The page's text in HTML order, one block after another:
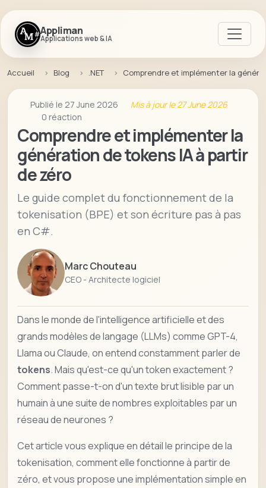
Appliman
Applications web & IA
Accueil Blog .NET Comprendre et implémenter la
Publié le 27 June 2026
Mis à jour le 27 June 2026
0 réaction
Comprendre et implémenter la
génération de tokens IA à partir
de zéro
Le guide complet du fonctionnement de la
tokenisation (BPE) et son écriture pas à pas
en C#.
Marc Chouteau
CEO - Architecte logiciel
Dans le monde de l'intelligence artificielle et des
grands modèles de langage (LLMs) comme GPT-4,
Llama ou Claude, on entend constamment parler de
tokens. Mais qu'est-ce qu'un token exactement ?
Comment passe-t-on d'un texte brut lisible par un
humain à une suite de nombres exploitables par un
réseau de neurones ?
Cet article vous explique en détail le principe de la
tokenisation, comment elle fonctionne à partir de
zéro, et vous propose une implémentation simple en